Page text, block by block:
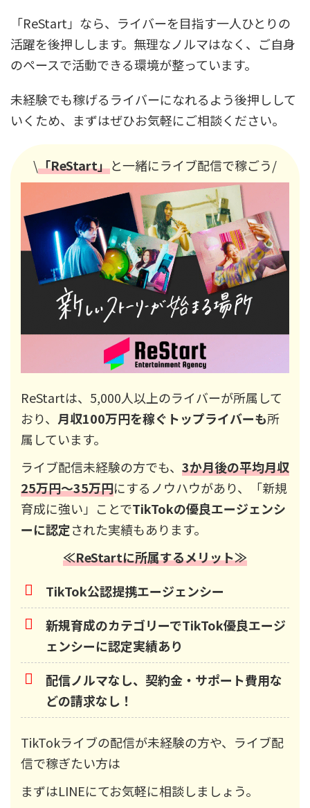
「ReStart」なら、ライバーを目指す一人ひとりの
活躍を後押しします。無理なノルマはなく、ご自身
のペースで活動できる環境が整っています。
未経験でも稼げるライバーになれるよう後押しして
いくため、まずはぜひお気軽にご相談ください。
\「ReStart」と一緒にライブ配信で稼ごう/
ReStartは、5,000人以上のライバーが所属して
おり、 月収100万円を稼ぐトップライバーも所
属しています。
ライブ配信未経験の方でも、 3か月後の平均月収
25万円～35万円にするノウハウがあり、「新規
育成に強い」ことでTikTokの優良エージェンシ
ーに認定された実績もあります。
≪ReStartに所属するメリット≫
TikTok公認提携エージェンシー
新規育成のカテゴリーでTikTok優良エージ
ェンシーに認定実績あり
配信ノルマなし、契約金・サポート費用な
どの請求なし！
TikTokライブの配信が未経験の方や、ライブ配
信で稼ぎたい方は
まずはLINEにてお気軽に相談しましょう。